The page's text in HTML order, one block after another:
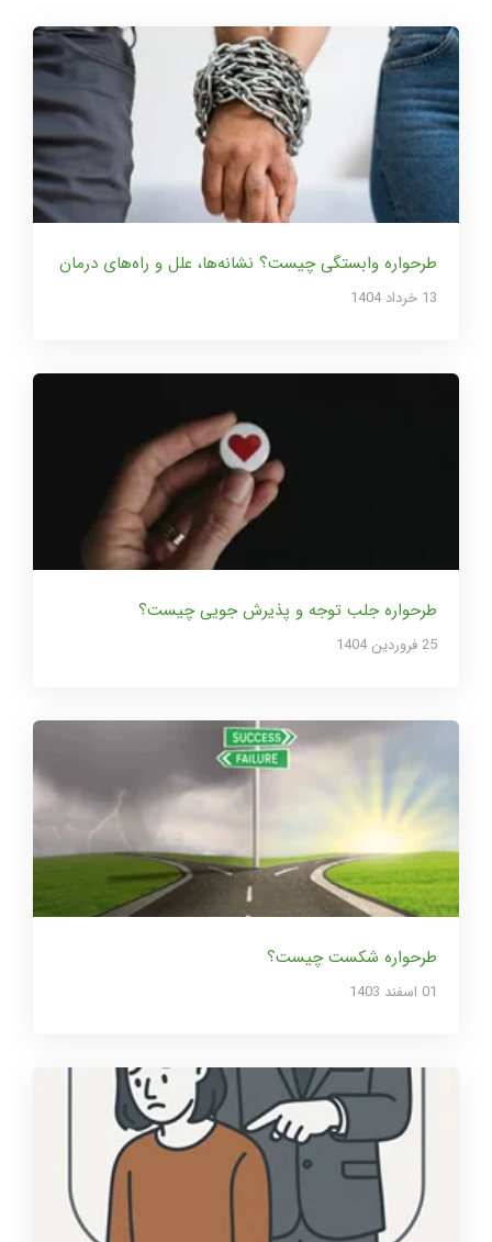
طرحواره وابستگی چیست؟ نشانه‌ها، علل و راه‌های درمان
13 خرداد 1404
طرحواره جلب توجه و پذیرش جویی چیست؟
25 فروردین 1404
طرحواره شکست چیست؟
01 اسفند 1403